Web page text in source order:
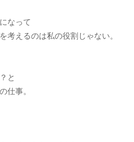
なって
考えるのは私の役割じゃない。
と
仕事。